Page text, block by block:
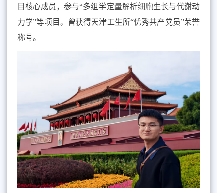
目核心成员，参与“多组学定量解析细胞生长与代谢动
力学”等项目。曾获得天津工生所“优秀共产党员”荣誉
称号。